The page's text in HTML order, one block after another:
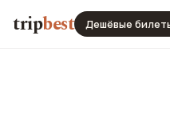
tripbest Дешёвые